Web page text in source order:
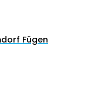
en
met goede
extra toegankelijk
Fügen